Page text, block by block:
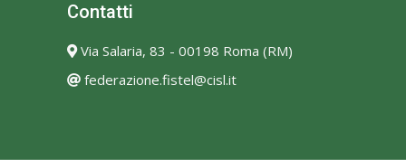
Contatti
Via Salaria, 83 - 00198 Roma (RM)
federazione.fistel@cisl.it